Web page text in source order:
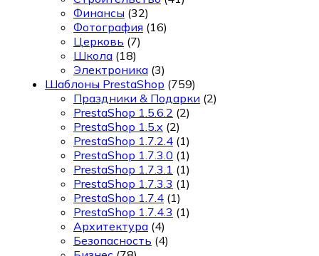
Финансы (32)
Фотография (16)
Церковь (7)
Школа (18)
Электроника (3)
Шаблоны PrestaShop (759)
Праздники & Подарки (2)
PrestaShop 1.5.6.2 (2)
PrestaShop 1.5.x (2)
PrestaShop 1.7.2.4 (1)
PrestaShop 1.7.3.0 (1)
PrestaShop 1.7.3.1 (1)
PrestaShop 1.7.3.3 (1)
PrestaShop 1.7.4 (1)
PrestaShop 1.7.4.3 (1)
Архитектура (4)
Безопасность (4)